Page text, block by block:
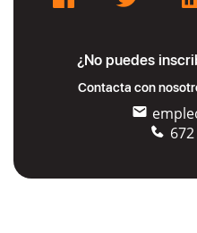
¿No puedes
Contacta con